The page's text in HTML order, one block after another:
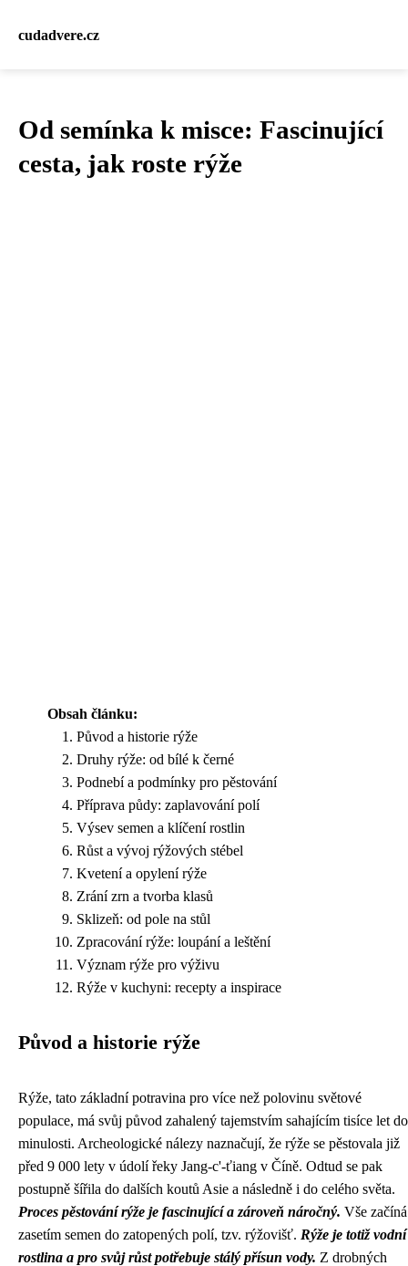
cudadvere.cz
Od semínka k misce: Fascinující
cesta, jak roste rýže
Obsah článku:
Původ a historie rýže
Druhy rýže: od bílé k černé
Podnebí a podmínky pro pěstování
Příprava půdy: zaplavování polí
Výsev semen a klíčení rostlin
Růst a vývoj rýžových stébel
Kvetení a opylení rýže
Zrání zrn a tvorba klasů
Sklizeň: od pole na stůl
Zpracování rýže: loupání a leštění
Význam rýže pro výživu
Rýže v kuchyni: recepty a inspirace
Původ a historie rýže
Rýže, tato základní potravina pro více než polovinu světové
populace, má svůj původ zahalený tajemstvím sahajícím tisíce let do
minulosti. Archeologické nálezy naznačují, že rýže se pěstovala již
před 9 000 lety v údolí řeky Jang-c'-ťiang v Číně. Odtud se pak
postupně šířila do dalších koutů Asie a následně i do celého světa.
Proces pěstování rýže je fascinující a zároveň náročný. Vše začíná
zasetím semen do zatopených polí, tzv. rýžovišť. Rýže je totiž vodní
rostlina a pro svůj růst potřebuje stálý přísun vody. Z drobných